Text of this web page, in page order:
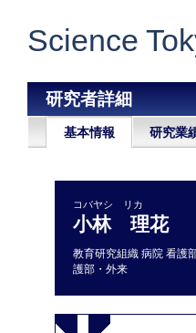
Science
研究者詳細
基本情報 研究業
コバヤシ リカ
小林 理花
教育研究組織 病院 看護
護部・外来